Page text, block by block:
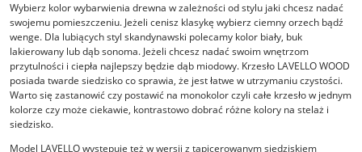
Wybierz kolor wybarwienia drewna w zależności od stylu jaki chcesz nadać
swojemu pomieszczeniu. Jeżeli cenisz klasykę wybierz ciemny orzech bądź
wenge. Dla lubiących styl skandynawski polecamy kolor biały, buk
lakierowany lub dąb sonoma. Jeżeli chcesz nadać swoim wnętrzom
przytulności i ciepła najlepszy będzie dąb miodowy. Krzesło LAVELLO WOOD
posiada twarde siedzisko co sprawia, że jest łatwe w utrzymaniu czystości.
Warto się zastanowić czy postawić na monokolor czyli całe krzesło w jednym
kolorze czy może ciekawie, kontrastowo dobrać różne kolory na stelaż i
siedzisko.
Model LAVELLO występuje też w wersji z tapicerowanym siedziskiem